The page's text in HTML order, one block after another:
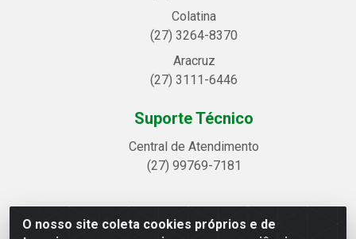
O nosso site coleta cookies próprios e de
Colatina
(27) 3264-8370
Aracruz
(27) 3111-6446
Suporte Técnico
Central de Atendimento
(27) 99769-7181
Linhavix Distribuidora LTDA - Avenida Alegre, 2521 -